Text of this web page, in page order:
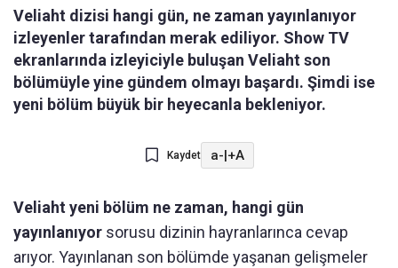
Veliaht dizisi hangi gün, ne zaman yayınlanıyor
izleyenler tarafından merak ediliyor. Show TV
ekranlarında izleyiciyle buluşan Veliaht son
bölümüyle yine gündem olmayı başardı. Şimdi ise
yeni bölüm büyük bir heyecanla bekleniyor.
Kaydet a-|+A
Veliaht yeni bölüm ne zaman, hangi gün
yayınlanıyor sorusu dizinin hayranlarınca cevap
arıyor. Yayınlanan son bölümde yaşanan gelişmeler